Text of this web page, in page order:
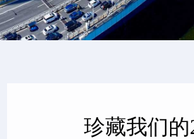
珍藏我们的